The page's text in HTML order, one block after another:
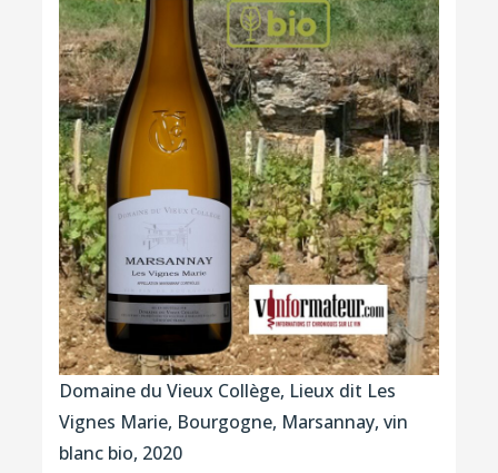
Domaine du Vieux Collège, Lieux dit Les
Vignes Marie, Bourgogne, Marsannay, vin
blanc bio, 2020